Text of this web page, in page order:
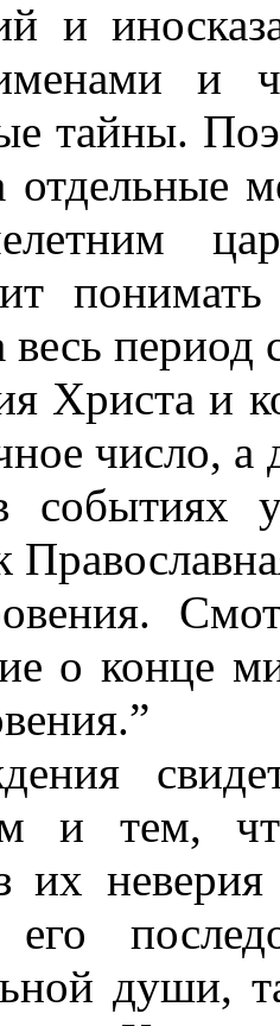
и
и
тайны.
отдельные
понимать
период
Христа и
число,
событиях
о конце
и тем,
их
души,